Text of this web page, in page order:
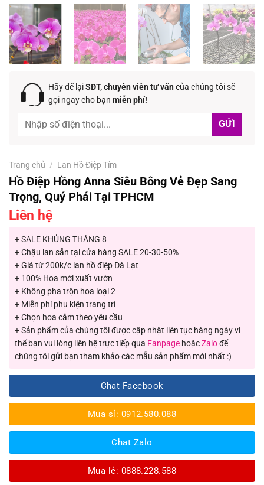
Hãy để lạiSĐT, chuyên viên tư vấncủa chúng tôi sẽ
gọi ngay cho bạn miễn phí!
Trang chủ / Lan Hồ Điệp Tím
Hồ Điệp Hồng Anna Siêu Bông Vẻ Đẹp Sang
Trọng, Quý Phái Tại TPHCM
Liên hệ
+ SALE KHỦNG THÁNG 8
+ Chậu lan sẵn tại cửa hàng SALE 20-30-50%
+ Giá từ 200k/c lan hồ điệp Đà Lạt
+ 100% Hoa mới xuất vườn
+ Không pha trộn hoa loại 2
+ Miễn phí phụ kiện trang trí
+ Chọn hoa cắm theo yêu cầu
+ Sản phẩm của chúng tôi được cập nhật liên tục hàng ngày vì
thế bạn vui lòng liên hệ trực tiếp qua Fanpage hoặcZalođể
chúng tôi gửi bạn tham khảo các mẫu sản phẩm mới nhất :)
Chat Facebook
Mua sỉ: 0912.580.088
Chat Zalo
Mua lẻ: 0888.228.588